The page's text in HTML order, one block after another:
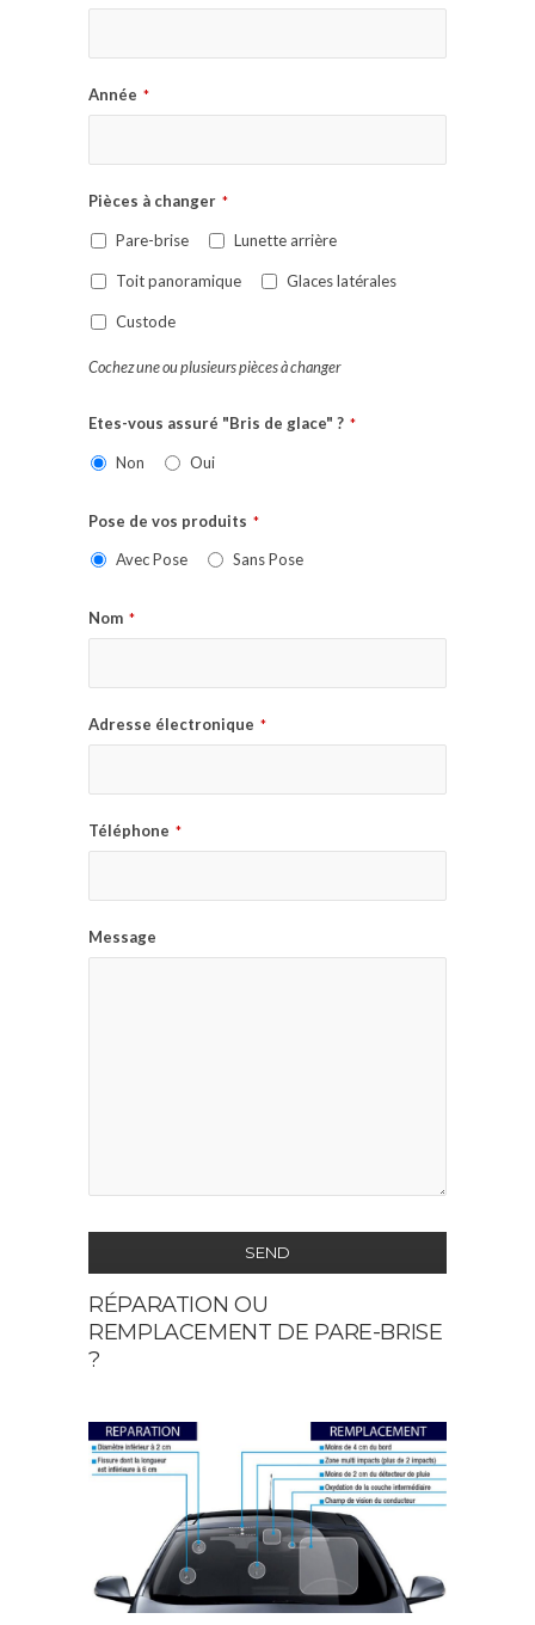
Année *
Pièces à changer *
Pare-brise Lunette arrière
Toit panoramique Glaces latérales
Custode
Cochez une ou plusieurs pièces à changer
Etes-vous assuré "Bris de glace" ? *
Non Oui
Pose de vos produits *
Avec Pose Sans Pose
Nom *
Adresse électronique *
Téléphone *
Message
SEND
This
field
should
left
blank
RÉPARATION OU
REMPLACEMENT DE PARE-BRISE
?